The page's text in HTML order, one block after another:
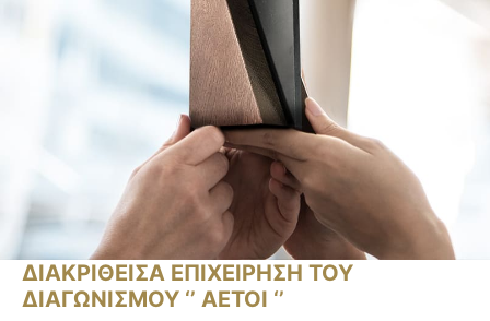
ΔΙΑΚΡΙΘΕΙΣΑ ΕΠΙΧΕΙΡΗΣΗ ΤΟΥ
ΔΙΑΓΩΝΙΣΜΟΥ ‘’ ΑΕΤΟΙ ‘’